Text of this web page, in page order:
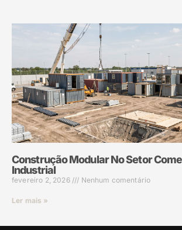
Construção Modular No Setor
Industrial
fevereiro 2, 2026 Nenhum comentário
Ler mais »